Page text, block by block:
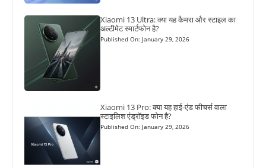
Xiaomi 13 Ultra: क्या यह कैमरा और स्टाइल का
अल्टीमेट स्मार्टफोन है?
Published On: January 29, 2026
Xiaomi 13 Pro: क्या यह हाई-एंड फीचर्स वाला
स्टाइलिश एंड्रॉइड फोन है?
Published On: January 29, 2026